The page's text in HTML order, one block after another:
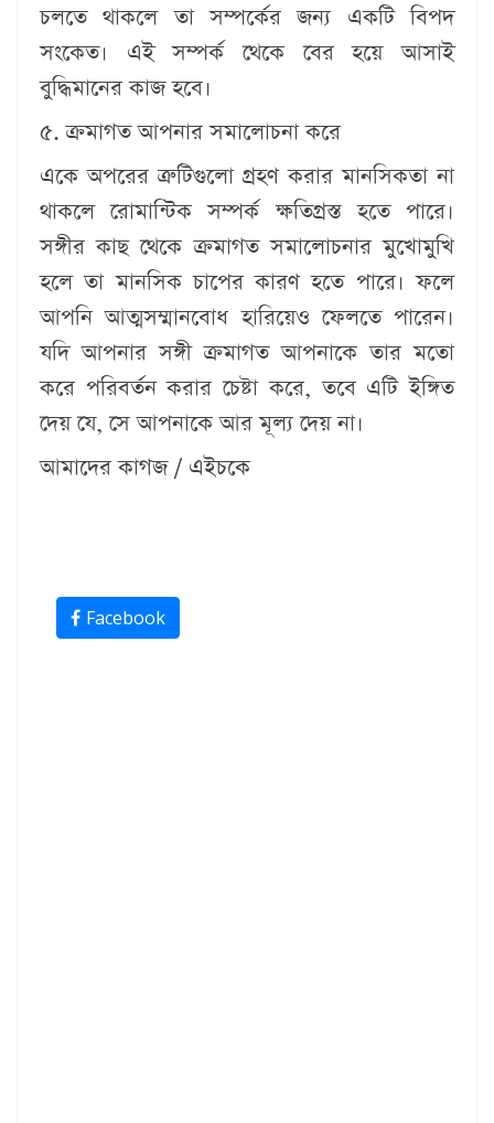
চলতে থাকলে তা সম্পর্কের জন্য একটি বিপদ
সংকেত। এই সম্পর্ক থেকে বের হয়ে আসাই
বুদ্ধিমানের কাজ হবে।
৫. ক্রমাগত আপনার সমালোচনা করে
একে অপরের ত্রুটিগুলো গ্রহণ করার মানসিকতা না
থাকলে রোমান্টিক সম্পর্ক ক্ষতিগ্রস্ত হতে পারে।
সঙ্গীর কাছ থেকে ক্রমাগত সমালোচনার মুখোমুখি
হলে তা মানসিক চাপের কারণ হতে পারে। ফলে
আপনি আত্মসম্মানবোধ হারিয়েও ফেলতে পারেন।
যদি আপনার সঙ্গী ক্রমাগত আপনাকে তার মতো
করে পরিবর্তন করার চেষ্টা করে, তবে এটি ইঙ্গিত
দেয় যে, সে আপনাকে আর মূল্য দেয় না।
আমাদের কাগজ / এইচকে
Facebook